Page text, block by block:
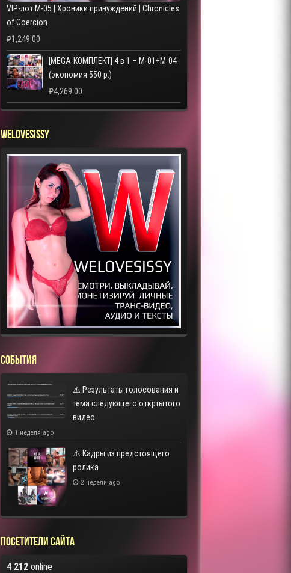
VIP-лот M-05 | Хроники принуждений | Chronicles
of Coercion
₽1,249.00
[MEGA-КОМПЛЕКТ] 4 в 1 – M-01+M-04
(экономия 550 р.)
₽4,269.00
WELOVESISSY
СОБЫТИЯ
⚠️ Результаты голосования и
тема следующего откртытого
видео
1 неделя ago
⚠️ Кадры из предстоящего
ролика
2 недели ago
Посетители сайта
4 212online